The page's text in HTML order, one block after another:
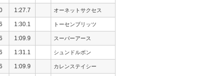
1:27.7 オーネットサクセス
1:30.1 トーセンブリッツ
1:09.9 スーパーアース
1:31.1 シュンドルボン
1:09.9 カレンステイシー